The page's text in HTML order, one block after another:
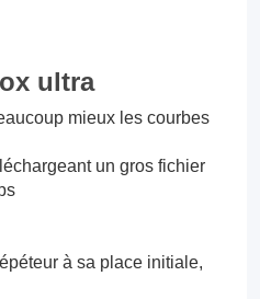
ultra
mieux les courbes
un gros fichier
à sa place initiale,